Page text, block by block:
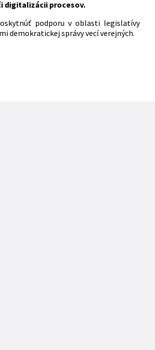
digitalizácii procesov.
podporu v oblasti legislatívy
demokratickej správy vecí verejných.